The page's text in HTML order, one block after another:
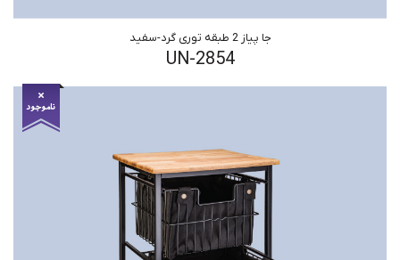
جا پیاز 2 طبقه توری گرد-سفید
UN-2854